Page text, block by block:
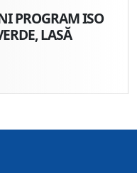
PROGRAM ISO
LASĂ